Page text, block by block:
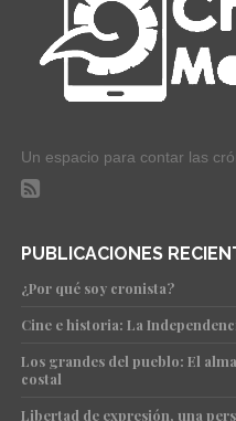
Un espacio para contar las
PUBLICACIONES
¿Por qué soy cronista?
Cine e historia: La
Los grandes del pueblo: El
costal
Libertad de expresión, una